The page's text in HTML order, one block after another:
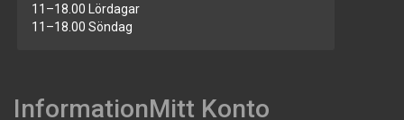
11–18.00 Lördagar
11–18.00 Söndag
InformationMitt Konto